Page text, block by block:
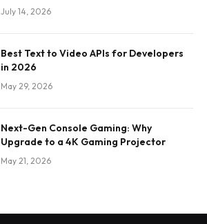
July 14, 2026
Best Text to Video APIs for Developers
in 2026
May 29, 2026
Next-Gen Console Gaming: Why
Upgrade to a 4K Gaming Projector
May 21, 2026